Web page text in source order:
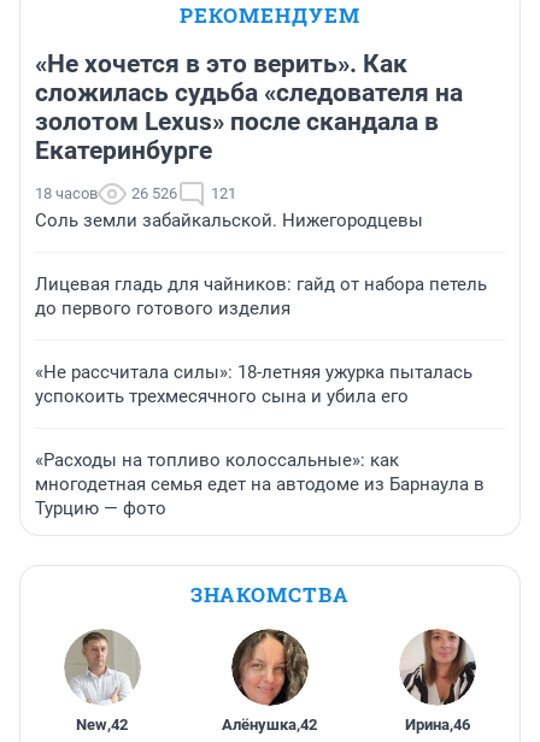
РЕКОМЕНДУЕМ
«Не хочется в это верить». Как
сложилась судьба «следователя на
золотом Lexus» после скандала в
Екатеринбурге
18 часов 26 526 121
Соль земли забайкальской. Нижегородцевы
Лицевая гладь для чайников: гайд от набора петель
до первого готового изделия
«Не рассчитала силы»: 18-летняя ужурка пыталась
успокоить трехмесячного сына и убила его
«Расходы на топливо колоссальные»: как
многодетная семья едет на автодоме из Барнаула в
Турцию — фото
ЗНАКОМСТВА
New,42 Алёнушка,42 Ирина,46